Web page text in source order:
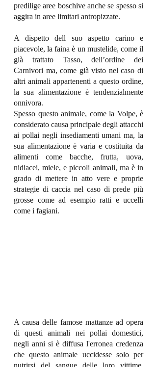
predilige aree boschive anche se spesso si
aggira in aree limitari antropizzate.
A dispetto dell suo aspetto carino e
piacevole, la faina è un mustelide, come il
già trattato Tasso, dell’ordine dei
Carnivori ma, come già visto nel caso di
altri animali appartenenti a questo ordine,
la sua alimentazione è tendenzialmente
onnivora.
Spesso questo animale, come la Volpe, è
considerato causa principale degli attacchi
ai pollai negli insediamenti umani ma, la
sua alimentazione è varia e costituita da
alimenti come bacche, frutta, uova,
nidiacei, miele, e piccoli animali, ma è in
grado di mettere in atto vere e proprie
strategie di caccia nel caso di prede più
grosse come ad esempio ratti e uccelli
come i fagiani.
A causa delle famose mattanze ad opera
di questi animali nei pollai domestici,
negli anni si è diffusa l'erronea credenza
che questo animale uccidesse solo per
nutrirsi del sangue delle loro vittime,